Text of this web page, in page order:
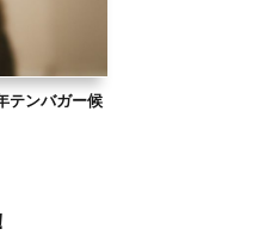
テンバガー候